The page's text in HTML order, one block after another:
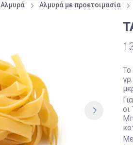
Αλμυρά Αλμυρά με προετοιμασία
Το
οι